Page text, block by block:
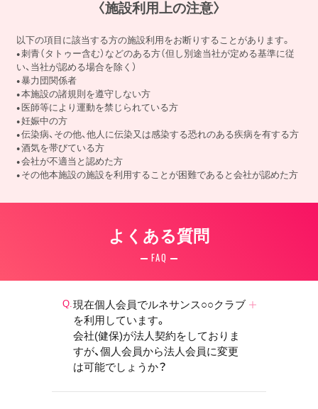
〈施設利用上の注意〉
以下の項目に該当する方の施設利用をお断りすることがあります。
刺青（タトゥー含む）などのある方（但し別途当社が定める基準に従
い、当社が認める場合を除く）
暴力団関係者
本施設の諸規則を遵守しない方
医師等により運動を禁じられている方
妊娠中の方
伝染病、その他、他人に伝染又は感染する恐れのある疾病を有する方
酒気を帯びている方
会社が不適当と認めた方
その他本施設の施設を利用することが困難であると会社が認めた方
よくある質問
FAQ
現在個人会員でルネサンス○○クラブ
を利用しています。
会社(健保)が法人契約をしておりま
すが、個人会員から法人会員に変更
は可能でしょうか？